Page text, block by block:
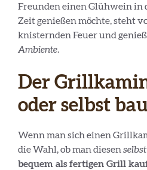
Freunden einen Glühwein in
Zeit genießen möchte, steht
knisternden Feuer und
Ambiente.
Der
oder selbst
Wenn man sich einen
die Wahl, ob man diesen
bequem als fertigen Grill